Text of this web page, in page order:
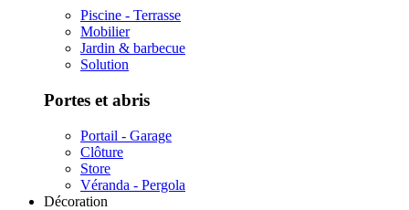
Piscine - Terrasse
Mobilier
Jardin & barbecue
Solution
Portes et abris
Portail - Garage
Clôture
Store
Véranda - Pergola
Décoration